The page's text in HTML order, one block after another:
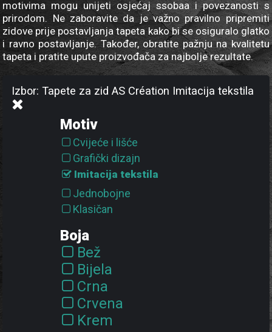
motivima mogu unijeti osjećaj ssobaa i povezanosti s
prirodom. Ne zaboravite da je važno pravilno pripremiti
zidove prije postavljanja tapeta kako bi se osiguralo glatko
i ravno postavljanje. Također, obratite pažnju na kvalitetu
tapeta i pratite upute proizvođača za najbolje rezultate.
Izbor: Tapete za zid AS Création Imitacija tekstila
Motiv
Cvijeće i lišće
Grafički dizajn
Imitacija tekstila
Jednobojne
Klasičan
Priroda
Pruge a linije
Sa mrljama
Struktura
Boja
Bež
Bijela
Crna
Crvena
Krem